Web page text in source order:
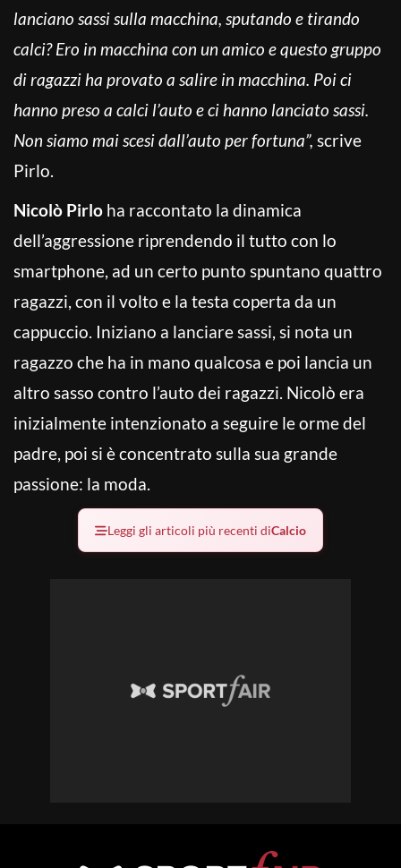
lanciano sassi sulla macchina, sputando e tirando
calci? Ero in macchina con un amico e questo gruppo
di ragazzi ha provato a salire in macchina. Poi ci
hanno preso a calci l’auto e ci hanno lanciato sassi.
Non siamo mai scesi dall’auto per fortuna”, scrive
Pirlo.
Nicolò Pirlo ha raccontato la dinamica
dell’aggressione riprendendo il tutto con lo
smartphone, ad un certo punto spuntano quattro
ragazzi, con il volto e la testa coperta da un
cappuccio. Iniziano a lanciare sassi, si nota un
ragazzo che ha in mano qualcosa e poi lancia un
altro sasso contro l’auto dei ragazzi. Nicolò era
inizialmente intenzionato a seguire le orme del
padre, poi si è concentrato sulla sua grande
passione: la moda.
Leggi gli articoli più recenti diCalcio